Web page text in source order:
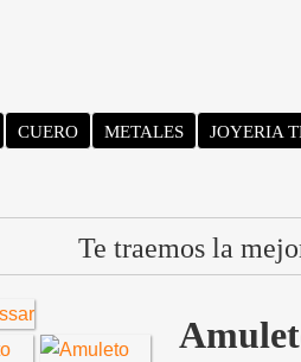
CUERO METALES JOYERIA
Te traemos la